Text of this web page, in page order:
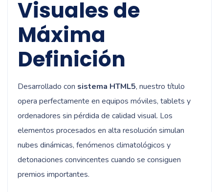
Visuales de
Máxima
Definición
Desarrollado con sistema HTML5, nuestro título
opera perfectamente en equipos móviles, tablets y
ordenadores sin pérdida de calidad visual. Los
elementos procesados en alta resolución simulan
nubes dinámicas, fenómenos climatológicos y
detonaciones convincentes cuando se consiguen
premios importantes.